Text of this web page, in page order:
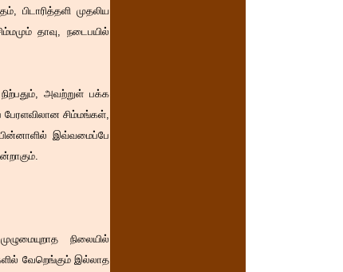
பிடாரித்தளி முதலிய
தாவு, நடைபயில்
அவற்றுள் பக்க
பேரளவிலான சிம்மங்கள்,
பின்னாளில் இவ்வமைப்பே
நிலையில்
வேறெங்கும் இல்லாத